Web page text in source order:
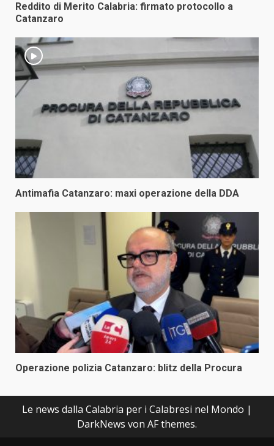
Reddito di Merito Calabria: firmato protocollo a
Catanzaro
Antimafia Catanzaro: maxi operazione della DDA
Operazione polizia Catanzaro: blitz della Procura
Le news dalla Calabria per i Calabresi nel Mondo |
DarkNews von AF themes.